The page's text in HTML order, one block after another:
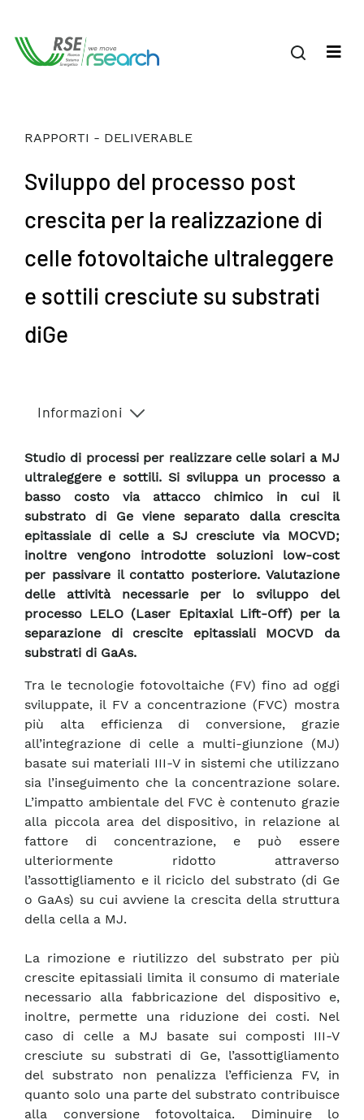
RAPPORTI - DELIVERABLE
Sviluppo del processo post
crescita per la realizzazione di
celle fotovoltaiche ultraleggere
e sottili cresciute su substrati
diGe
Informazioni
Studio di processi per realizzare celle solari a MJ
ultraleggere e sottili. Si sviluppa un processo a
basso costo via attacco chimico in cui il
substrato di Ge viene separato dalla crescita
epitassiale di celle a SJ cresciute via MOCVD;
inoltre vengono introdotte soluzioni low-cost
per passivare il contatto posteriore. Valutazione
delle attività necessarie per lo sviluppo del
processo LELO (Laser Epitaxial Lift-Off) per la
separazione di crescite epitassiali MOCVD da
substrati di GaAs.
Tra le tecnologie fotovoltaiche (FV) fino ad oggi
sviluppate, il FV a concentrazione (FVC) mostra
più alta efficienza di conversione, grazie
all’integrazione di celle a multi-giunzione (MJ)
basate sui materiali III-V in sistemi che utilizzano
sia l’inseguimento che la concentrazione solare.
L’impatto ambientale del FVC è contenuto grazie
alla piccola area del dispositivo, in relazione al
fattore di concentrazione, e può essere
ulteriormente ridotto attraverso
l’assottigliamento e il riciclo del substrato (di Ge
o GaAs) su cui avviene la crescita della struttura
della cella a MJ.
La rimozione e riutilizzo del substrato per più
crescite epitassiali limita il consumo di materiale
necessario alla fabbricazione del dispositivo e,
inoltre, permette una riduzione dei costi. Nel
caso di celle a MJ basate sui composti III-V
cresciute su substrati di Ge, l’assottigliamento
del substrato non penalizza l’efficienza FV, in
quanto solo una parte del substrato contribuisce
alla conversione fotovoltaica. Diminuire lo